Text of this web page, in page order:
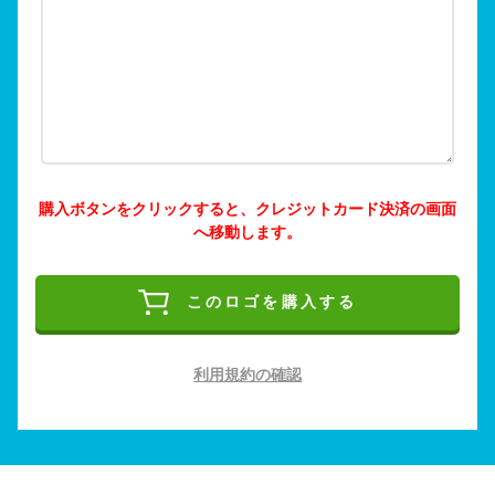
購入ボタンをクリックすると、クレジットカード決済の画面
へ移動します。
このロゴを購入する
利用規約の確認